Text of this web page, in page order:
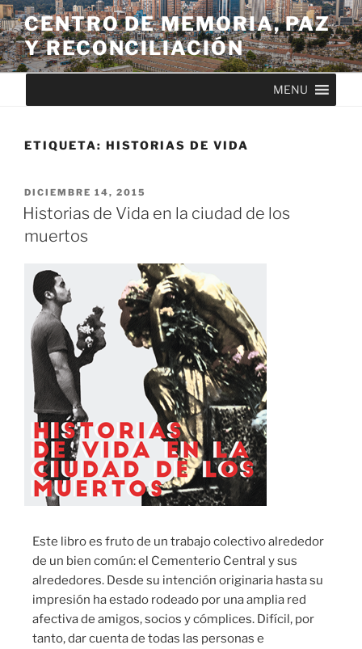
CENTRO DE MEMORIA, PAZ
Y RECONCILIACIÓN
MENU
ETIQUETA: HISTORIAS DE VIDA
DICIEMBRE 14, 2015
Historias de Vida en la ciudad de los
muertos
Este libro es fruto de un trabajo colectivo alrededor
de un bien común: el Cementerio Central y sus
alrededores. Desde su intención originaria hasta su
impresión ha estado rodeado por una amplia red
afectiva de amigos, socios y cómplices. Difícil, por
tanto, dar cuenta de todas las personas e